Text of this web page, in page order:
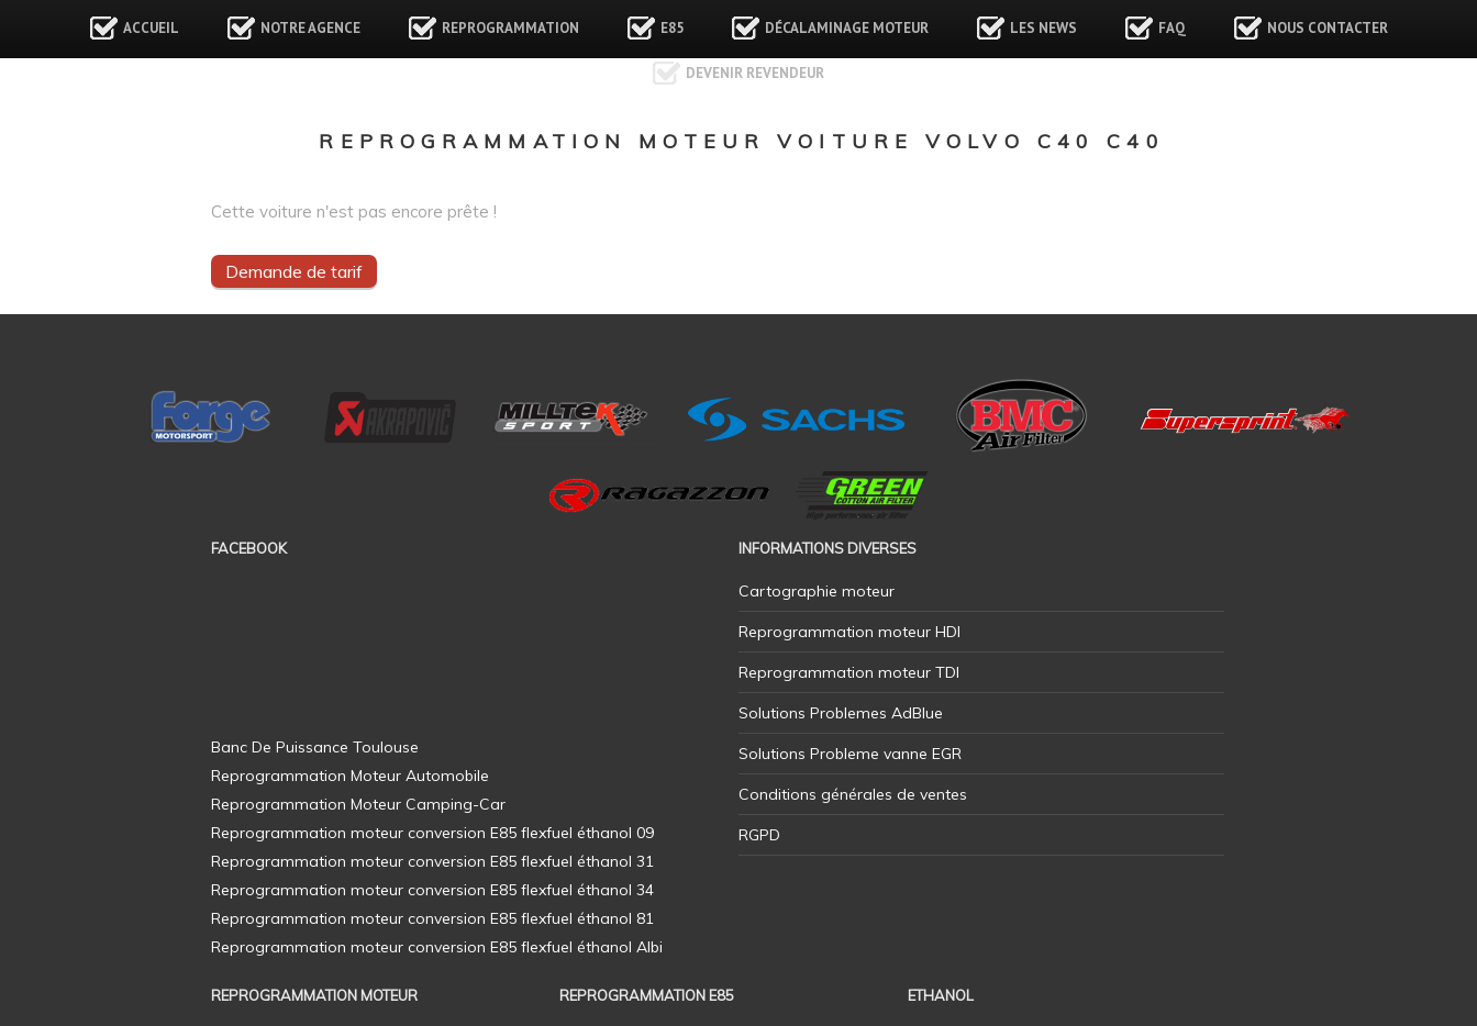
ACCUEIL NOTRE AGENCE REPROGRAMMATION E85 DÉCALAMINAGE MOTEUR LES NEWS FAQ NOUS CONTACTER
DEVENIR REVENDEUR
REPROGRAMMATION MOTEUR VOITURE VOLVO C40 C40
Cette voiture n'est pas encore prête !
Demande de tarif
FACEBOOK INFORMATIONS DIVERSES
Cartographie moteur
Reprogrammation moteur HDI
Reprogrammation moteur TDI
Solutions Problemes AdBlue
Solutions Probleme vanne EGR
Conditions générales de ventes
RGPD
REPROGRAMMATION MOTEUR REPROGRAMMATION E85 ETHANOL
Banc De Puissance Toulouse
Reprogrammation Moteur Automobile
Reprogrammation Moteur Camping-Car
Reprogrammation moteur conversion E85 flexfuel éthanol 09
Reprogrammation moteur conversion E85 flexfuel éthanol 31
Reprogrammation moteur conversion E85 flexfuel éthanol 34
Reprogrammation moteur conversion E85 flexfuel éthanol 81
Reprogrammation moteur conversion E85 flexfuel éthanol Albi